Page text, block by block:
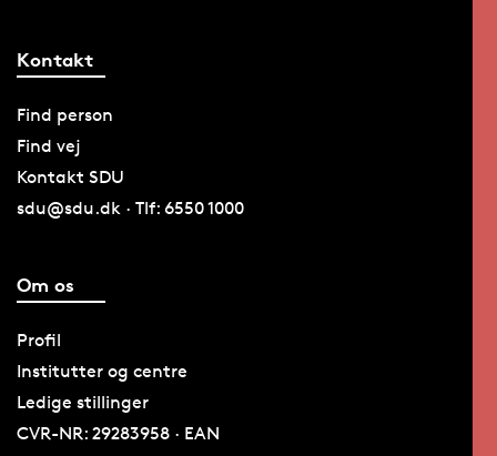
Kontakt
Find person
Find vej
Kontakt SDU
sdu@sdu.dk · Tlf: 6550 1000
Om os
Profil
Institutter og centre
Ledige stillinger
CVR-NR: 29283958 · EAN